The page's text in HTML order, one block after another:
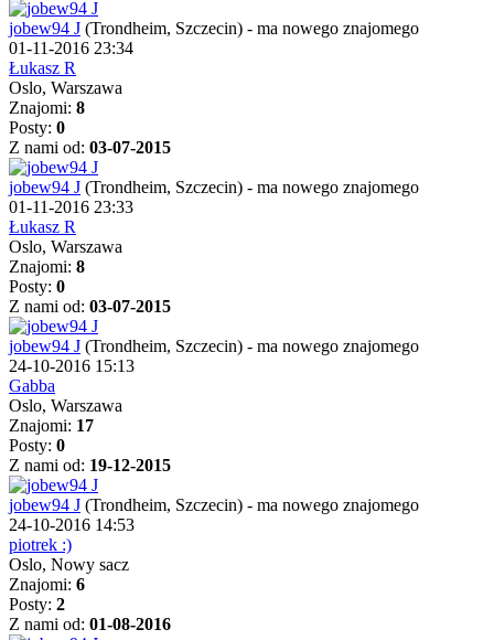
jobew94 J (Trondheim, Szczecin) - ma nowego znajomego
01-11-2016 23:34
Łukasz R
Oslo, Warszawa
Znajomi: 8
Posty: 0
Z nami od: 03-07-2015
jobew94 J (Trondheim, Szczecin) - ma nowego znajomego
01-11-2016 23:33
Łukasz R
Oslo, Warszawa
Znajomi: 8
Posty: 0
Z nami od: 03-07-2015
jobew94 J (Trondheim, Szczecin) - ma nowego znajomego
24-10-2016 15:13
Gabba
Oslo, Warszawa
Znajomi: 17
Posty: 0
Z nami od: 19-12-2015
jobew94 J (Trondheim, Szczecin) - ma nowego znajomego
24-10-2016 14:53
piotrek :)
Oslo, Nowy sacz
Znajomi: 6
Posty: 2
Z nami od: 01-08-2016